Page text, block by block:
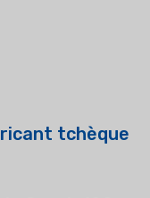
tchèque